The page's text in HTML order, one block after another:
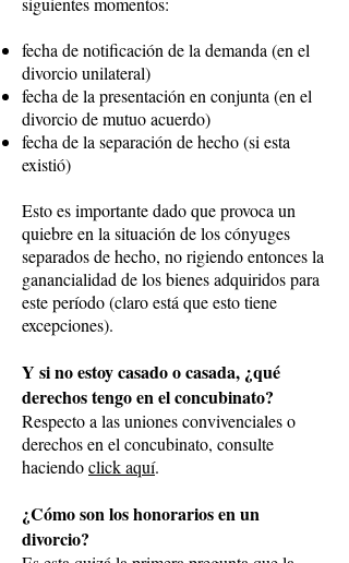
fecha de notificación de la demanda (en el
divorcio unilateral)
fecha de la presentación en conjunta (en el
divorcio de mutuo acuerdo)
fecha de la separación de hecho (si esta
existió)
Esto es importante dado que provoca un
quiebre en la situación de los cónyuges
separados de hecho, no rigiendo entonces la
ganancialidad de los bienes adquiridos para
este período (claro está que esto tiene
excepciones).
Y si no estoy casado o casada, ¿qué
derechos tengo en el concubinato?
Respecto a las uniones convivenciales o
derechos en el concubinato, consulte
haciendoclick aquí.
¿Cómo son los honorarios en un
divorcio?